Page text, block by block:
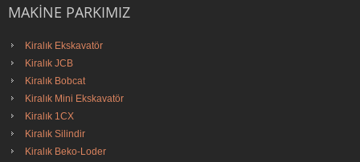
MAKINE PARKIMIZ
Kiralık Ekskavatör
Kiralık JCB
Kiralık Bobcat
Kiralık Mini Ekskavatör
Kiralık 1CX
Kiralık Silindir
Kiralık Beko-Loder